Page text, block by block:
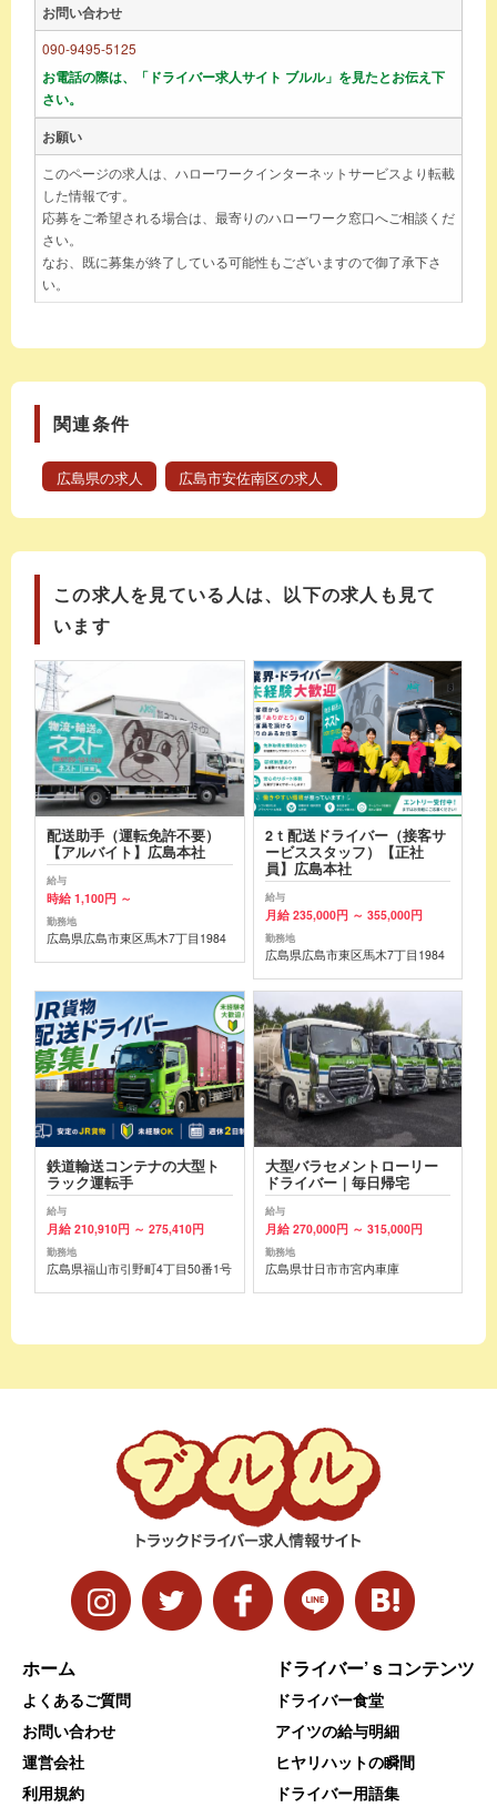
お問い合わせ
090-9495-5125
お電話の際は、「ドライバー求人サイト ブルル」を見たとお伝え下
さい。
お願い
このページの求人は、ハローワークインターネットサービスより転載
した情報です。
応募をご希望される場合は、最寄りのハローワーク窓口へご相談くだ
さい。
なお、既に募集が終了している可能性もございますので御了承下さ
い。
関連条件
広島県の求人 広島市安佐南区の求人
この求人を見ている人は、以下の求人も見て
います
配送助手（運転免許不要）
【アルバイト】広島本社
給与
時給 1,100円 ～
勤務地
広島県広島市東区馬木7丁目1984
2ｔ配送ドライバー（接客サ
ービススタッフ）【正社
員】広島本社
給与
月給 235,000円 ～ 355,000円
勤務地
広島県広島市東区馬木7丁目1984
鉄道輸送コンテナの大型ト
ラック運転手
給与
月給 210,910円 ～ 275,410円
勤務地
広島県福山市引野町4丁目50番1号
大型バラセメントローリー
ドライバー｜毎日帰宅
給与
月給 270,000円 ～ 315,000円
勤務地
広島県廿日市市宮内車庫
ホーム
よくあるご質問
お問い合わせ
運営会社
利用規約
ドライバー’ｓコンテンツ
ドライバー食堂
アイツの給与明細
ヒヤリハットの瞬間
ドライバー用語集